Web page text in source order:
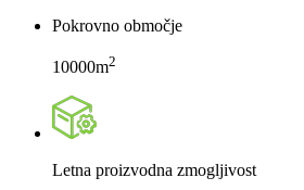
Pokrovno območje
10000m2
Letna proizvodna zmogljivost